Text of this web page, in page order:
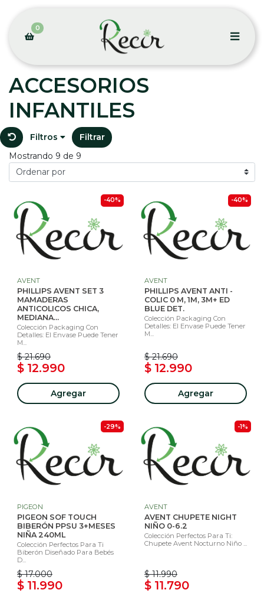
0
ACCESORIOS
INFANTILES
Filtros
Filtrar
Mostrando 9 de 9
-40%
AVENT
PHILLIPS AVENT SET 3
MAMADERAS
ANTICOLICOS CHICA,
MEDIANA...
Colección Packaging Con
Detalles: El Envase Puede Tener
M...
$ 21.690
$ 12.990
Agregar
-40%
AVENT
PHILLIPS AVENT ANTI -
COLIC 0 M, 1M, 3M+ ED
BLUE DET.
Colección Packaging Con
Detalles: El Envase Puede Tener
M...
$ 21.690
$ 12.990
Agregar
-29%
PIGEON
PIGEON SOF TOUCH
BIBERÓN PPSU 3+MESES
NIÑA 240ML
Colección Perfectos Para Ti
Biberón Diseñado Para Bebés
D...
$ 17.000
$ 11.990
-1%
AVENT
AVENT CHUPETE NIGHT
NIÑO 0-6.2
Colección Perfectos Para Ti:
Chupete Avent Nocturno Niño ...
$ 11.990
$ 11.790